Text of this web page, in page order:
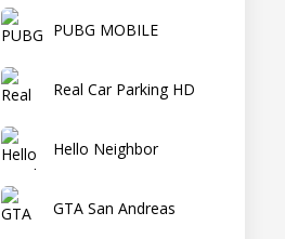
PUBG MOBILE
Real Car Parking HD
Hello Neighbor
GTA San Andreas